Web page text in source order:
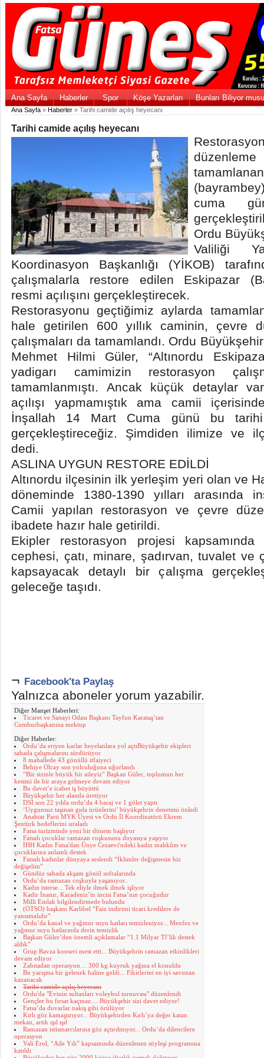
Ana Sayfa Haberler Spor Köşe Yazarları Bunları Biliyor
Ana Sayfa » Haberler » Tarihi camide açılış heyecanı
Tarihi camide açılış heyecanı
cuma
Ordu
Valiliği
Koordinasyon Başkanlığı (YİKOB)
çalışmalarla restore edilen Eskipazar
resmi açılışını gerçekleştirecek.
Restorasyonu geçtiğimiz aylarda
hale getirilen 600 yıllık caminin, çevre
çalışmaları da tamamlandı. Ordu
Mehmet Hilmi Güler, “Altınordu
yadigarı camimizin restorasyon
tamamlanmıştı. Ancak küçük detaylar
açılışı yapmamıştık ama camii
İnşallah 14 Mart Cuma günü bu tarihi
gerçekleştireceğiz. Şimdiden ilimize ve
dedi.
ASLINA UYGUN RESTORE EDİLDİ
Altınordu ilçesinin ilk yerleşim yeri olan ve
döneminde 1380-1390 yılları arasında
Camii yapılan restorasyon ve çevre
ibadete hazır hale getirildi.
Ekipler restorasyon projesi
cephesi, çatı, minare, şadırvan, tuvalet ve
kapsayacak detaylı bir çalışma
geleceğe taşıdı.
¬ Facebook'ta Paylaş
Yalnızca aboneler yorum yazabilir.
Diğer Manşet Haberleri:
Ticaret ve Sanayi Odası Başkanı Tayfun Karataş’tan
Cumhurbaşkanına mektup
Diğer Haberler:
Ordu’da eriyen karlar heyelanlara yol açtıBüyükşehir ekipleri
sahada çalışmalarını sürdürüyor
8 mahallede 43 gönüllü itfaiyeci
Behiye Olcay son yolculuğuna uğurlandı
“Biz sizinle büyük bir aileyiz” Başkan Güler, toplumun her
kesimi ile bir araya gelmeye devam ediyor
Bu davet’e icabet iş büyüttü
Büyükşehir her alanda üretiyor
DSİ son 22 yılda ordu’da 4 baraj ve 1 gölet yaptı
‘Uygunsuz taşınan gıda ürünlerini’ büyükşehrin denetimi önledi
Anahtar Parti MYK Üyesi ve Ordu İl Koordinatörü Ekrem
Şentürk hedeflerini sıraladı
Fatsa turizminde yeni bir dönem başlıyor
Fatsalı çocuklar ramazan coşkusunu doyasıya yaşıyor
İHH Kadın Fatsa'dan Ünye Cezaevi'ndeki kadın mahkûm ve
çocuklarına anlamlı destek
Fatsalı kadınlar dünyaya seslendi “İklimler değişmesin biz
değişelim”
Gündüz sahada akşam gönül sofralarında
Ordu’da ramazan coşkuyla yaşanıyor..
Kadın isterse... Tek eliyle ilmek ilmek işliyor
Kadir İnanır, Karadeniz’in incisi Fatsa’nın çocuğudur
Milli Emlak bilgilendirmede bulundu
(OTSO) başkanı Karlıbel “Faiz indirimi ticari kredilere de
yansımalıdır”
Ordu’da kanal ve yağmur suyu hatları temizleniyor... Menfez ve
yağmur suyu hatlarında derin temizlik
Başkan Güler’den önemli açıklamalar “1.1 Milyar Tl’lik destek
aldık”
Grup Ravza konseri mest etti... Büyükşehrin ramazan etkinlikleri
devam ediyor
Zabıtadan operasyon… 300 kg kuyruk yağına el konuldu
Bu yarışma bir gelenek haline geldi... Fikirlerini en iyi savunan
kazanacak
Tarihi camide açılış heyecanı
Ordu'da "Evinin sultanları voleybol turnuvası" düzenlendi
Gençler bu fırsat kaçmaz.... Büyükşehir sizi davet ediyor!
Fatsa’da duvarlar nakış gibi örülüyor
Kırlı göz kamaştırıyor... Büyükşehirden Kırlı’ya değer katan
mekan, artık ışıl ışıl
Ramazan istismarcılarına göz açtırılmıyor... Ordu’da dilencilere
operasyon
Vali Erol, “Aile Yılı” kapsamında düzenlenen söyleşi programına
katıldı